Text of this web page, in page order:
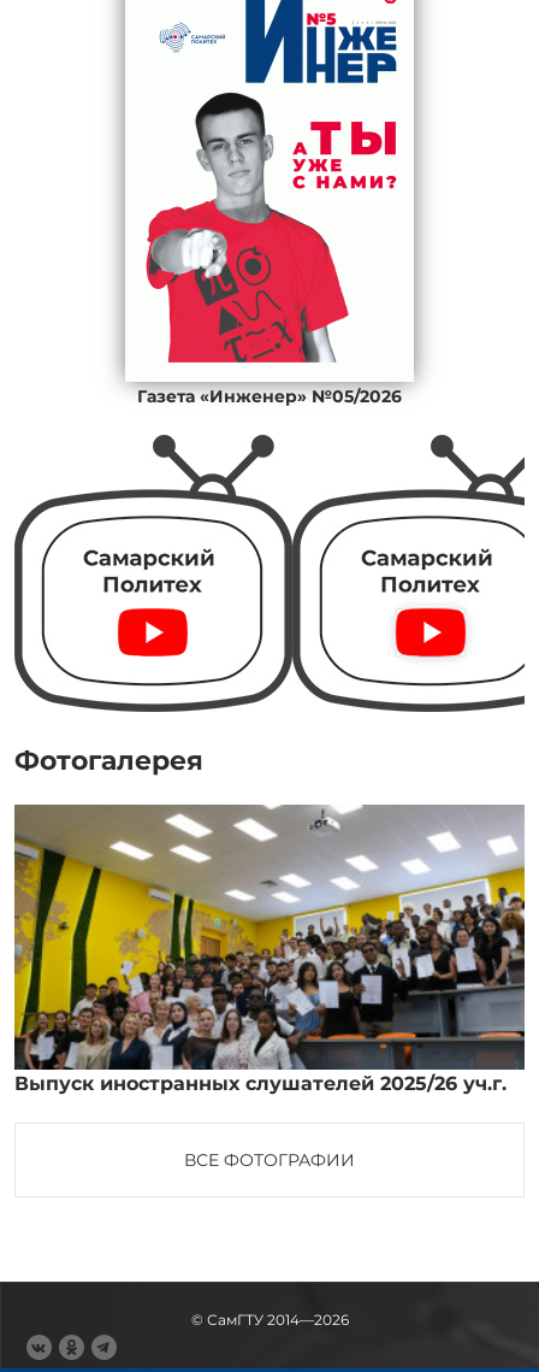
Газета «Инженер» №05/2026
Фотогалерея
Выпуск иностранных слушателей 2025/26 уч.г.
ВСЕ ФОТОГРАФИИ
© СамГТУ 2014—2026